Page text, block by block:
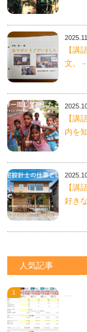
【講
文。
【講
内を
【講
好き
人気記事
...